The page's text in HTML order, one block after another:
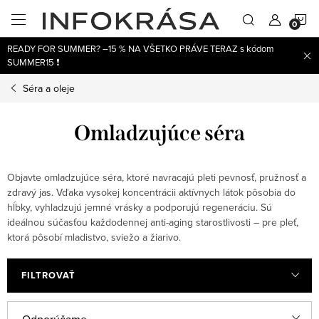
obsah
READY FOR SUMMER? –15 % NA VŠETKO PRÁVE TERAZ s kódom
SUMMER15 ❗
Séra a oleje
Omladzujúce séra
Objavte omladzujúce séra, ktoré navracajú pleti pevnosť, pružnosť a
zdravý jas. Vďaka vysokej koncentrácii aktívnych látok pôsobia do
hĺbky, vyhladzujú jemné vrásky a podporujú regeneráciu. Sú
ideálnou súčasťou každodennej anti-aging starostlivosti – pre pleť,
ktorá pôsobí mladistvo, sviežo a žiarivo.
FILTROVAŤ